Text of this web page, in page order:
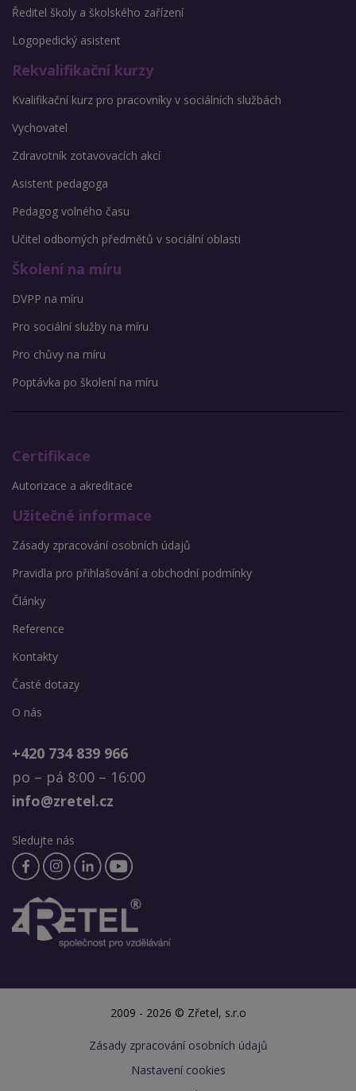
Ředitel školy a školského zařízení
Logopedický asistent
Rekvalifikační kurzy
Kvalifikační kurz pro pracovníky v sociálních službách
Vychovatel
Zdravotník zotavovacích akcí
Asistent pedagoga
Pedagog volného času
Učitel odborných předmětů v sociální oblasti
Školení na míru
DVPP na míru
Pro sociální služby na míru
Pro chůvy na míru
Poptávka po školení na míru
Certifikace
Autorizace a akreditace
Užitečné informace
Zásady zpracování osobních údajů
Pravidla pro přihlašování a obchodní podmínky
Články
Reference
Kontakty
Časté dotazy
O nás
+420 734 839 966
po – pá 8:00 – 16:00
info@zretel.cz
Sledujte nás
2009 - 2026 © Zřetel, s.r.o
Zásady zpracování osobních údajů
Nastavení cookies